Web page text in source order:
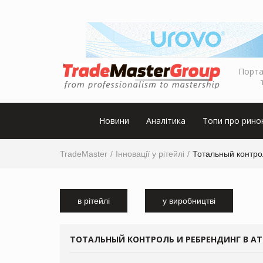
Новини Аналітика Топи про
TradeMaster Інновації у рітейлі Тотальный
в рітейлі у виробництві
ТОТАЛЬНЫЙ КОНТРОЛЬ И РЕБРЕНДИНГ В